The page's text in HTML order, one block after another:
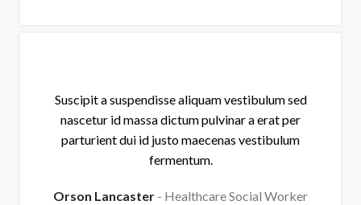
Suscipit a suspendisse aliquam vestibulum sed
nascetur id massa dictum pulvinar a erat per
parturient dui id justo maecenas vestibulum
fermentum.
Orson Lancaster Healthcare Social Worker